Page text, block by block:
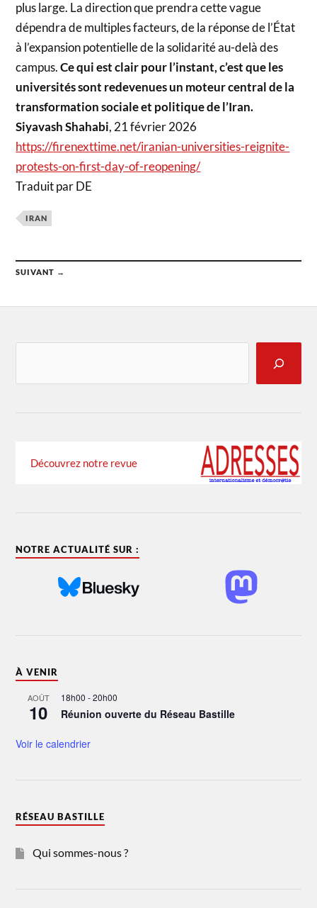
plus large. La direction que prendra cette vague
dépendra de multiples facteurs, de la réponse de l’État
à l’expansion potentielle de la solidarité au-delà des
campus.Ce qui est clair pour l’instant, c’est que les
universités sont redevenues un moteur central de la
transformation sociale et politique de l’Iran.
Siyavash Shahabi, 21 février 2026
https://firenexttime.net/iranian-universities-reignite-
protests-on-first-day-of-reopening/
Traduit par DE
IRAN
SUIVANT →
Découvrez notre revue
NOTRE ACTUALITÉ SUR :
À VENIR
AOÛT
10
18h00 -20h00
Réunion ouverte du Réseau Bastille
Voir le calendrier
RÉSEAU BASTILLE
Qui sommes-nous ?